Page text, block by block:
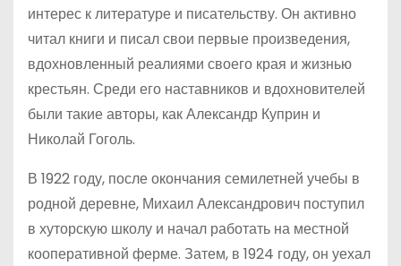
интерес к литературе и писательству. Он активно
читал книги и писал свои первые произведения,
вдохновленный реалиями своего края и жизнью
крестьян. Среди его наставников и вдохновителей
были такие авторы, как Александр Куприн и
Николай Гоголь.
В 1922 году, после окончания семилетней учебы в
родной деревне, Михаил Александрович поступил
в хуторскую школу и начал работать на местной
кооперативной ферме. Затем, в 1924 году, он уехал